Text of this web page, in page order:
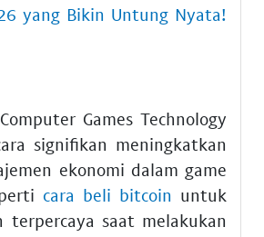
yang Bikin Untung Nyata!
Games Technology
signifikan meningkatkan
ekonomi dalam game
cara beli bitcoin untuk
terpercaya saat melakukan